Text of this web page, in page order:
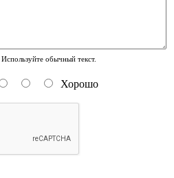
обычный текст.
Хорошо